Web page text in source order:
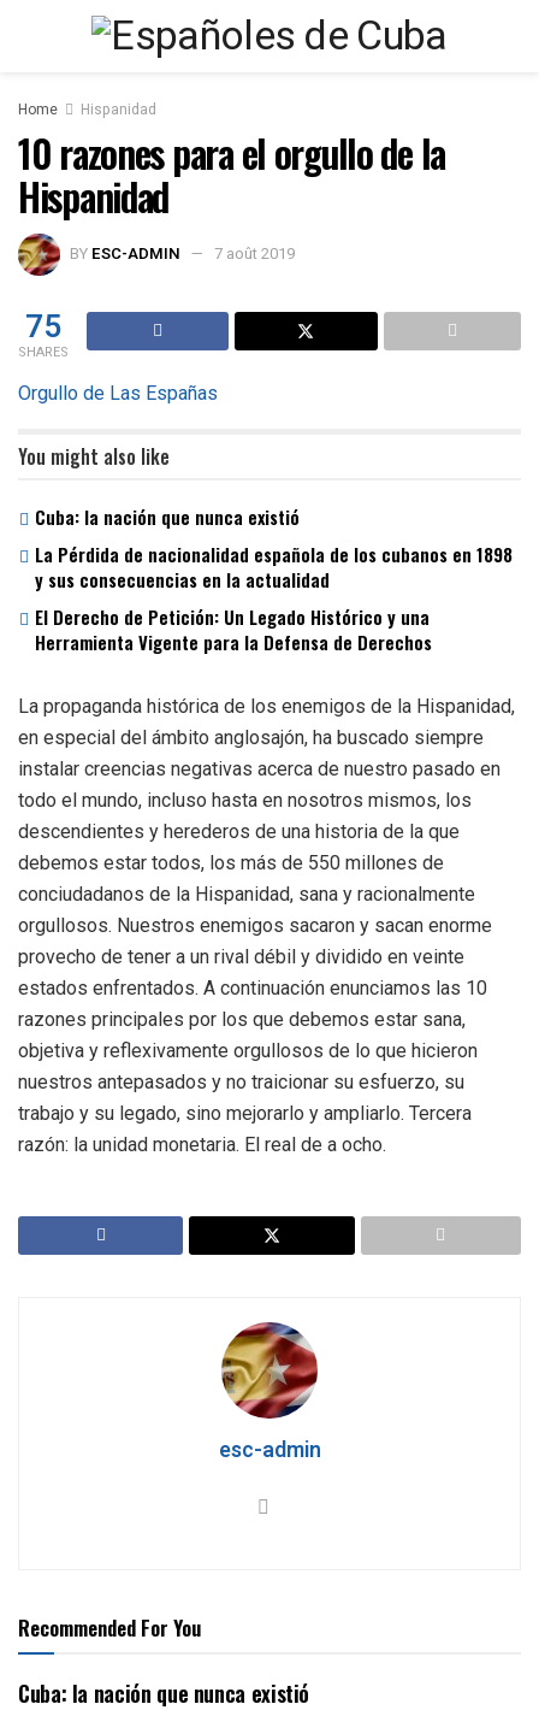
Home Hispanidad
10 razones para el orgullo de la
Hispanidad
BY ESC-ADMIN 7 août 2019
75
SHARES
Orgullo de Las Españas
You might also like
Cuba: la nación que nunca existió
La Pérdida de nacionalidad española de los cubanos en 1898
y sus consecuencias en la actualidad
El Derecho de Petición: Un Legado Histórico y una
Herramienta Vigente para la Defensa de Derechos
La propaganda histórica de los enemigos de la Hispanidad,
en especial del ámbito anglosajón, ha buscado siempre
instalar creencias negativas acerca de nuestro pasado en
todo el mundo, incluso hasta en nosotros mismos, los
descendientes y herederos de una historia de la que
debemos estar todos, los más de 550 millones de
conciudadanos de la Hispanidad, sana y racionalmente
orgullosos. Nuestros enemigos sacaron y sacan enorme
provecho de tener a un rival débil y dividido en veinte
estados enfrentados. A continuación enunciamos las 10
razones principales por los que debemos estar sana,
objetiva y reflexivamente orgullosos de lo que hicieron
nuestros antepasados y no traicionar su esfuerzo, su
trabajo y su legado, sino mejorarlo y ampliarlo. Tercera
razón: la unidad monetaria. El real de a ocho.
esc-admin
Recommended For You
Cuba: la nación que nunca existió